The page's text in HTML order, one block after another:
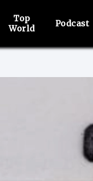
Top
World
Podcast